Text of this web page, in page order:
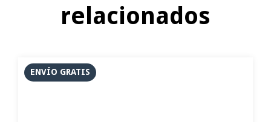
relacionados
ENVÍO GRATIS